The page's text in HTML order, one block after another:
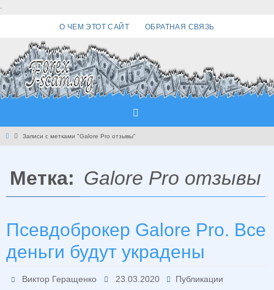
.
О ЧЕМ ЭТОТ САЙТ ОБРАТНАЯ СВЯЗЬ
Главная
Записи с метками "Galore Pro отзывы"
Метка: Galore Pro отзывы
Псевдоброкер Galore Pro. Все
деньги будут украдены
Виктор Геращенко 23.03.2020
Публикации